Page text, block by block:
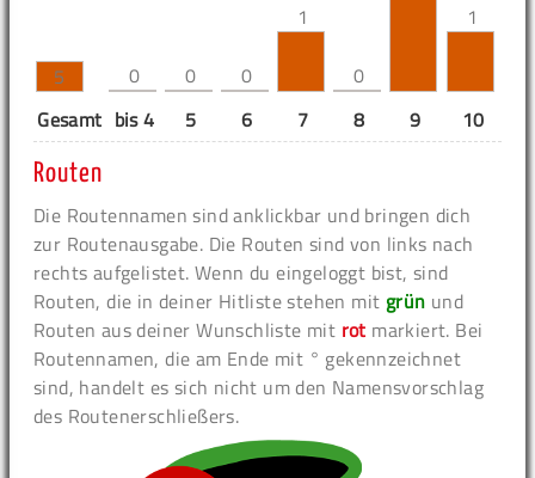
5 0 0 0
1
0
1
Gesamt bis 4 5 6 7 8 9 10
Routen
Die Routennamen sind anklickbar und bringen dich
zur Routenausgabe. Die Routen sind von links nach
rechts aufgelistet. Wenn du eingeloggt bist, sind
Routen, die in deiner Hitliste stehen mit grün und
Routen aus deiner Wunschliste mit rot markiert. Bei
Routennamen, die am Ende mit ° gekennzeichnet
sind, handelt es sich nicht um den Namensvorschlag
des Routenerschließers.